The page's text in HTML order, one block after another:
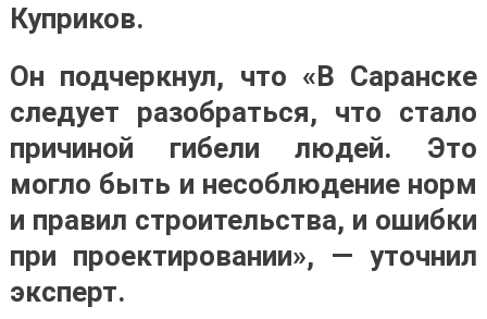
Куприков.
Он подчеркнул, что «В Саранске
следует разобраться, что стало
причиной гибели людей. Это
могло быть и несоблюдение норм
и правил строительства, и ошибки
при проектировании», — уточнил
эксперт.